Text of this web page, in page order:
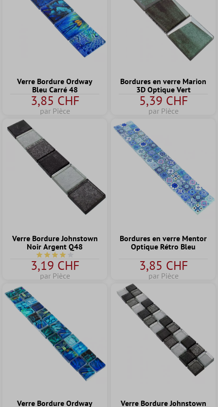
Verre Bordure Ordway
Bleu Carré 48
3,85 CHF
par Pièce
Bordures en verre Marion
3D Optique Vert
5,39 CHF
par Pièce
Verre Bordure Johnstown
Noir Argent Q48
Note moyenne de 4 sur 5 étoiles
3,19 CHF
par Pièce
Bordures en verre Mentor
Optique Rétro Bleu
3,85 CHF
par Pièce
Verre Bordure Ordway
Verre Bordure Johnstown